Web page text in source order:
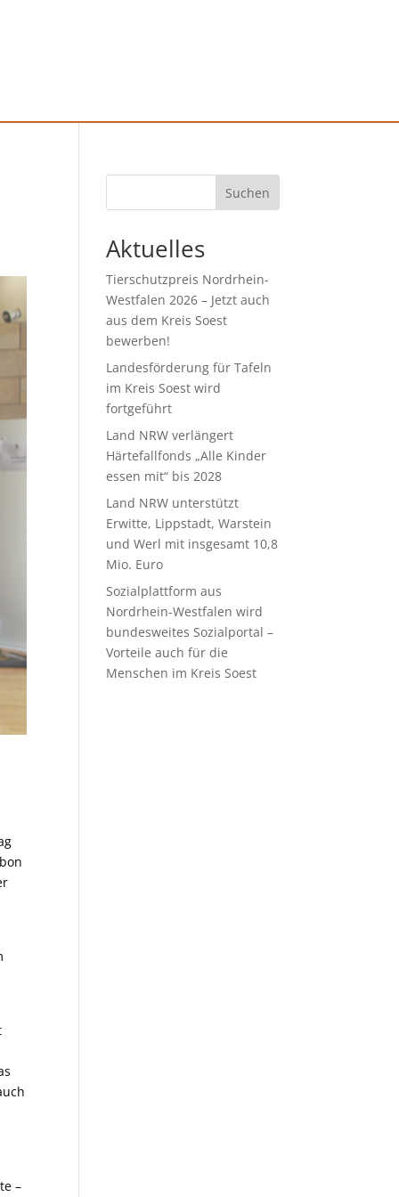
–
Suchen
Aktuelles
Tierschutzpreis Nordrhein-
Westfalen 2026 – Jetzt auch
aus dem Kreis Soest
bewerben!
Landesförderung für Tafeln
im Kreis Soest wird
fortgeführt
Land NRW verlängert
Härtefallfonds „Alle Kinder
essen mit“ bis 2028
Land NRW unterstützt
Erwitte, Lippstadt, Warstein
und Werl mit insgesamt 10,8
Mio. Euro
Sozialplattform aus
Nordrhein-Westfalen wird
bundesweites Sozialportal –
Vorteile auch für die
Menschen im Kreis Soest